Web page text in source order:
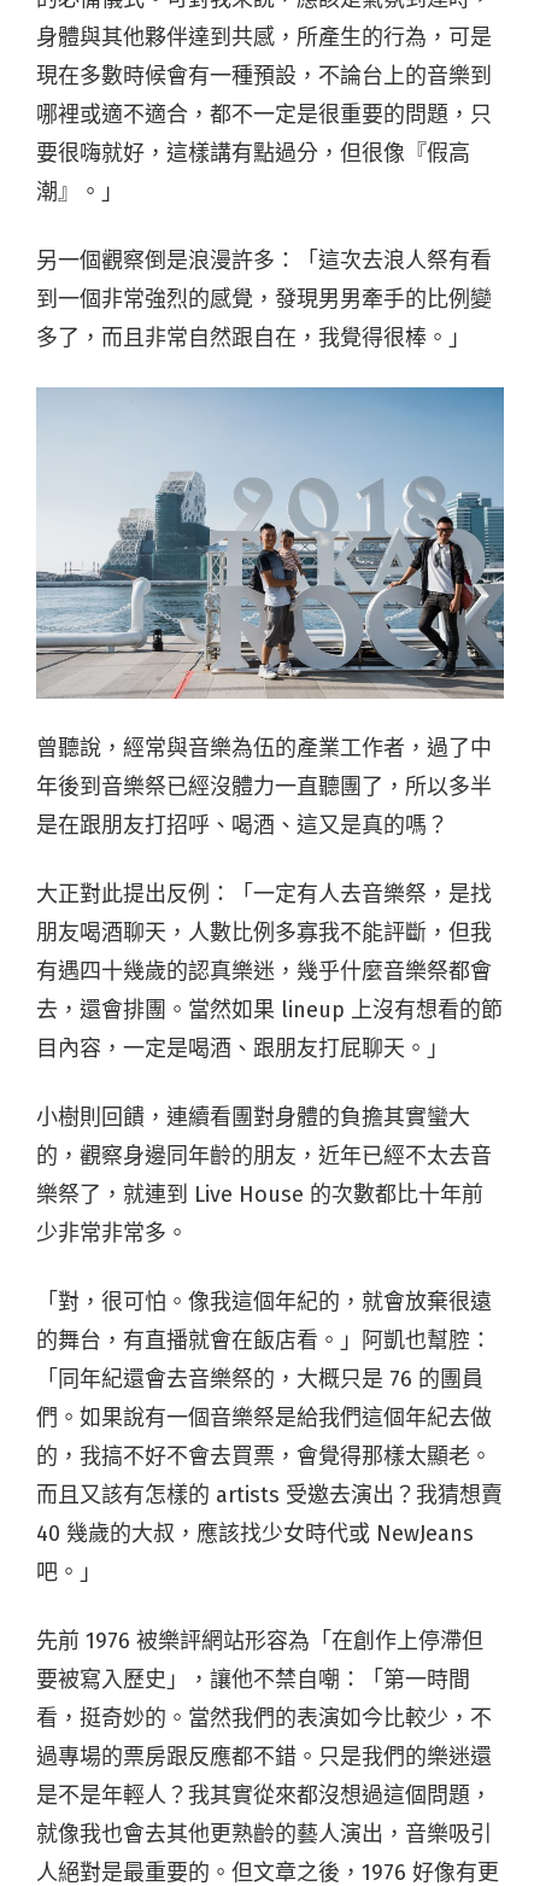
身體與其他夥伴達到共感，所產生的行為，可是
現在多數時候會有一種預設，不論台上的音樂到
哪裡或適不適合，都不一定是很重要的問題，只
要很嗨就好，這樣講有點過分，但很像『假高
潮』。」
另一個觀察倒是浪漫許多：「這次去浪人祭有看
到一個非常強烈的感覺，發現男男牽手的比例變
多了，而且非常自然跟自在，我覺得很棒。」
曾聽說，經常與音樂為伍的產業工作者，過了中
年後到音樂祭已經沒體力一直聽團了，所以多半
是在跟朋友打招呼、喝酒、這又是真的嗎？
大正對此提出反例：「一定有人去音樂祭，是找
朋友喝酒聊天，人數比例多寡我不能評斷，但我
有遇四十幾歲的認真樂迷，幾乎什麼音樂祭都會
去，還會排團。當然如果 lineup 上沒有想看的節
目內容，一定是喝酒、跟朋友打屁聊天。」
小樹則回饋，連續看團對身體的負擔其實蠻大
的，觀察身邊同年齡的朋友，近年已經不太去音
樂祭了，就連到 Live House 的次數都比十年前
少非常非常多。
「對，很可怕。像我這個年紀的，就會放棄很遠
的舞台，有直播就會在飯店看。」阿凱也幫腔：
「同年紀還會去音樂祭的，大概只是 76 的團員
們。如果說有一個音樂祭是給我們這個年紀去做
的，我搞不好不會去買票，會覺得那樣太顯老。
而且又該有怎樣的 artists 受邀去演出？我猜想賣
40 幾歲的大叔，應該找少女時代或 NewJeans
吧。」
先前 1976 被樂評網站形容為「在創作上停滯但
要被寫入歷史」，讓他不禁自嘲：「第一時間
看，挺奇妙的。當然我們的表演如今比較少，不
過專場的票房跟反應都不錯。只是我們的樂迷還
是不是年輕人？我其實從來都沒想過這個問題，
就像我也會去其他更熟齡的藝人演出，音樂吸引
人絕對是最重要的。但文章之後，1976 好像有更